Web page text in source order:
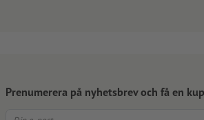
Prenumerera på nyhetsbrev och få en